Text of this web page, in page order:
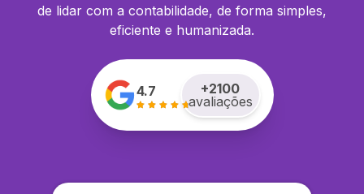
de lidar com a contabilidade, de forma simples,
eficiente e humanizada.
4.7 +2100
avaliações